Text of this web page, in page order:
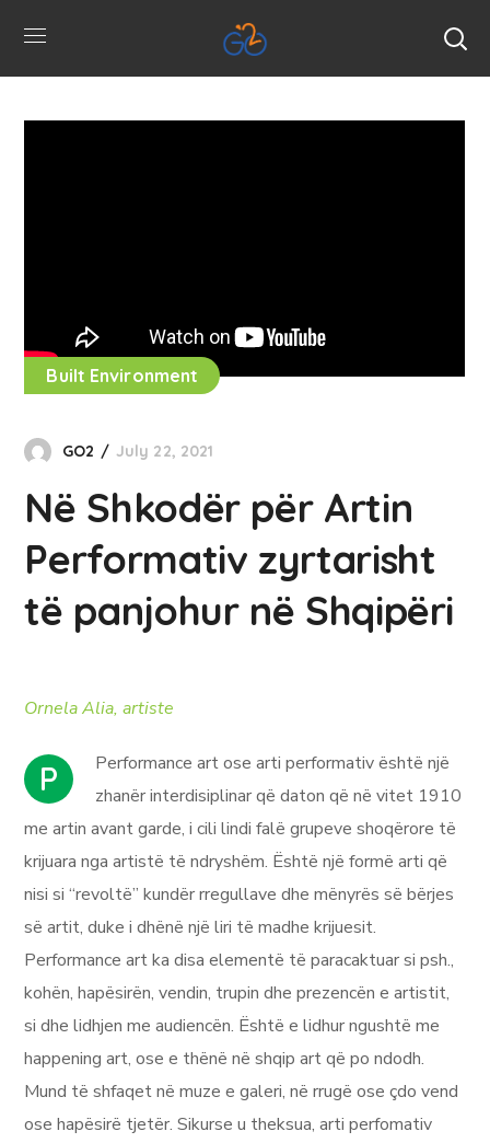
Built Environment
GO2 July 22, 2021
Në Shkodër për Artin
Performativ zyrtarisht
të panjohur në Shqipëri
Ornela Alia,artiste
P
Performance art ose arti performativ është një
zhanër interdisiplinar që daton që në vitet 1910
me artin avant garde, i cili lindi falë grupeve shoqërore të
krijuara nga artistë të ndryshëm. Është një formë arti që
nisi si “revoltë” kundër rregullave dhe mënyrës së bërjes
së artit, duke i dhënë një liri të madhe krijuesit.
Performance art ka disa elementë të paracaktuar si psh.,
kohën, hapësirën, vendin, trupin dhe prezencën e artistit,
si dhe lidhjen me audiencën. Është e lidhur ngushtë me
happening art, ose e thënë në shqip art që po ndodh.
Mund të shfaqet në muze e galeri, në rrugë ose çdo vend
ose hapësirë tjetër. Sikurse u theksua, arti perfomativ